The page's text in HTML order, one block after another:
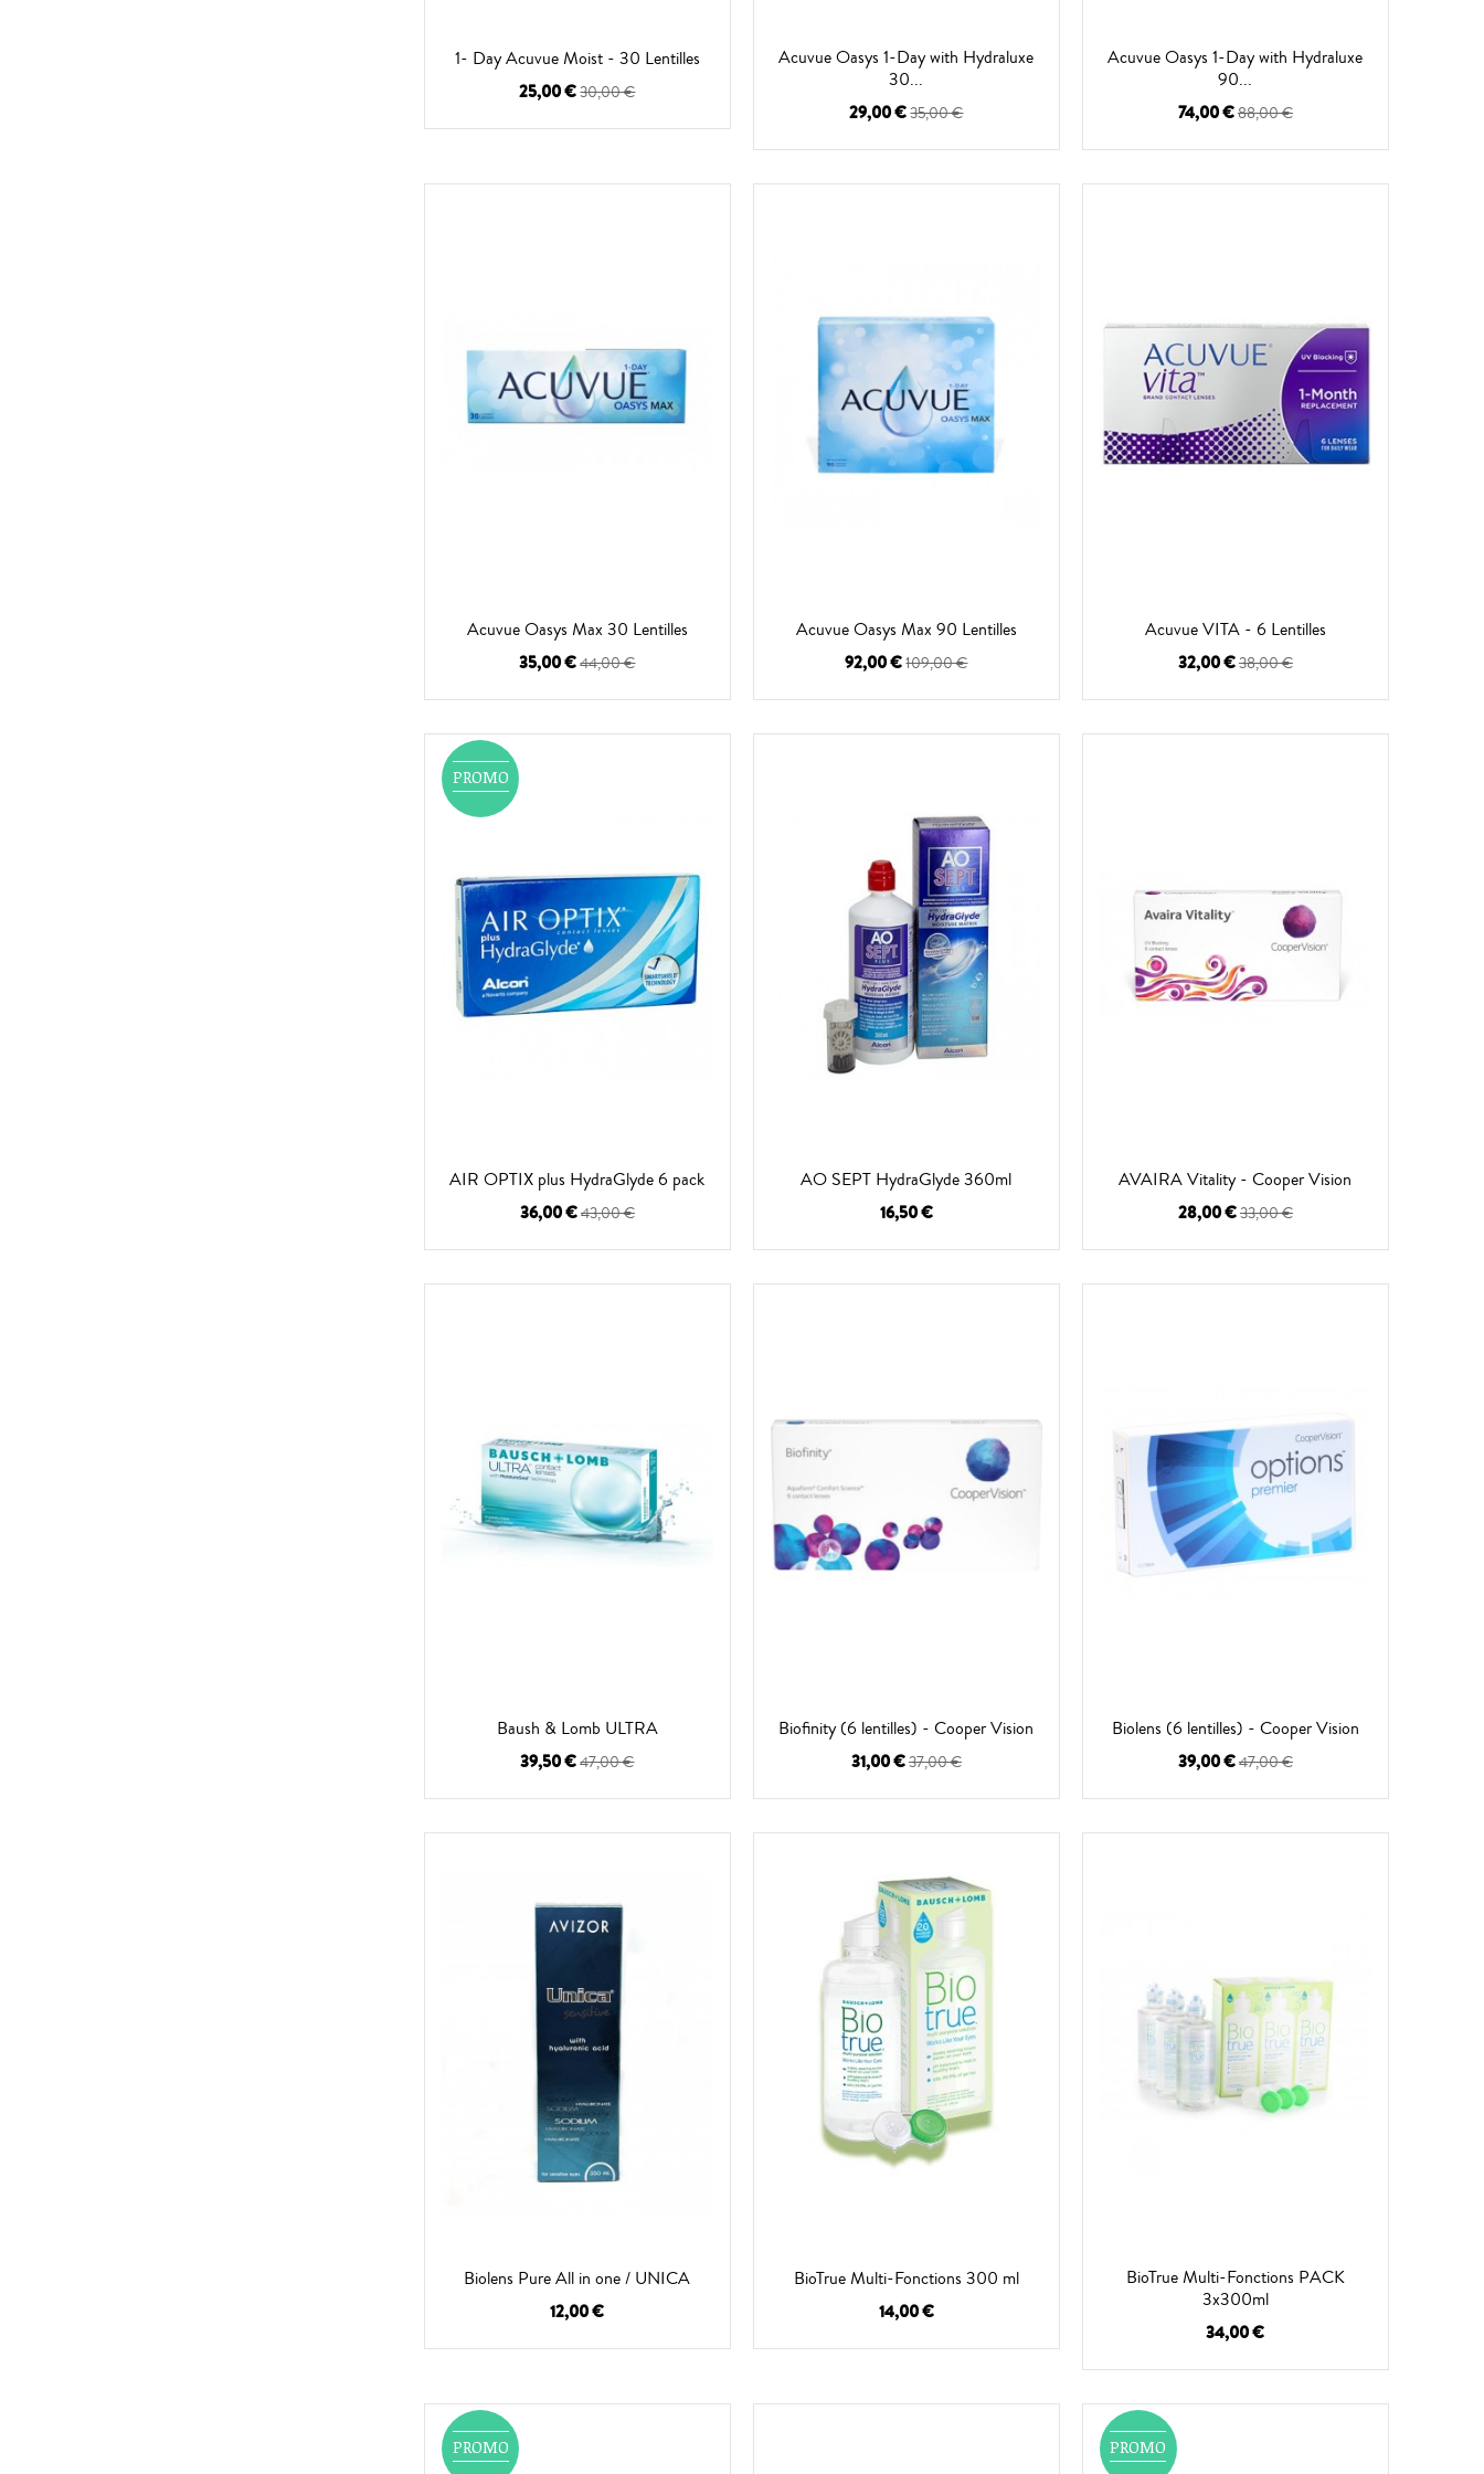
1- Day Acuvue Moist - 30 Lentilles
25,00 €30,00 €
Acuvue Oasys 1-Day with Hydraluxe
30...
29,00 €35,00 €
Acuvue Oasys 1-Day with Hydraluxe
90...
74,00 €88,00 €
Acuvue Oasys Max 30 Lentilles
35,00 €44,00 €
Acuvue Oasys Max 90 Lentilles
92,00 €109,00 €
Acuvue VITA - 6 Lentilles
32,00 €38,00 €
PROMO
AIR OPTIX plus HydraGlyde 6 pack
36,00 €43,00 €
AO SEPT HydraGlyde 360ml
16,50 €
AVAIRA Vitality - Cooper Vision
28,00 €33,00 €
Baush & Lomb ULTRA
39,50 €47,00 €
Biofinity (6 lentilles) - Cooper Vision
31,00 €37,00 €
Biolens (6 lentilles) - Cooper Vision
39,00 €47,00 €
Biolens Pure All in one / UNICA
12,00 €
BioTrue Multi-Fonctions 300 ml
14,00 €
BioTrue Multi-Fonctions PACK
3x300ml
34,00 €
PROMO PROMO